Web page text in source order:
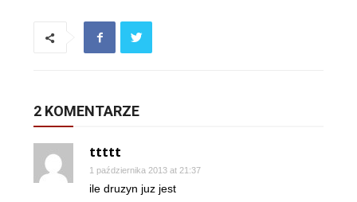
2 KOMENTARZE
ttttt
1 października 2013 at 21:37
ile druzyn juz jest